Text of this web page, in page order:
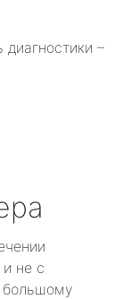
–
не с
большому